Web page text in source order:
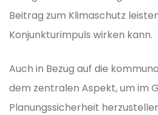
Beitrag zum Klimaschutz
Konjunkturimpuls wirken kann.
Auch in Bezug auf die
dem zentralen Aspekt, um im
Planungssicherheit